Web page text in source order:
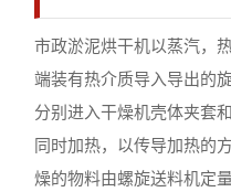
市政淤泥烘干机以蒸汽，
端装有热介质导入导出的
分别进入干燥机壳体夹套
同时加热，以传导加热的
燥的物料由螺旋送料机定